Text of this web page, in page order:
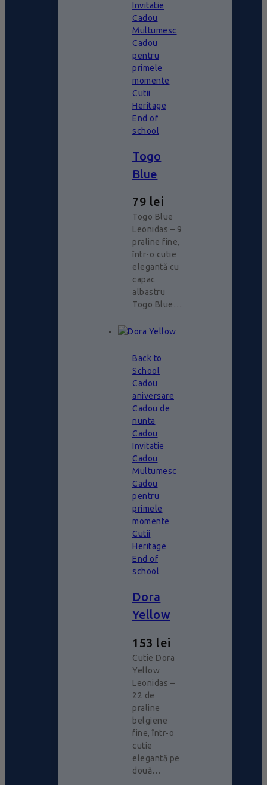
Invitatie
Cadou
Multumesc
Cadou
pentru
primele
momente
Cutii
Heritage
End of
school
Togo
Blue
79 lei
Togo Blue
Leonidas – 9
praline fine,
într-o cutie
elegantă cu
capac
albastru
Togo Blue…
Back to
School
Cadou
aniversare
Cadou de
nunta
Cadou
Invitatie
Cadou
Multumesc
Cadou
pentru
primele
momente
Cutii
Heritage
End of
school
Dora
Yellow
153 lei
Cutie Dora
Yellow
Leonidas –
22 de
praline
belgiene
fine, într-o
cutie
elegantă pe
două…